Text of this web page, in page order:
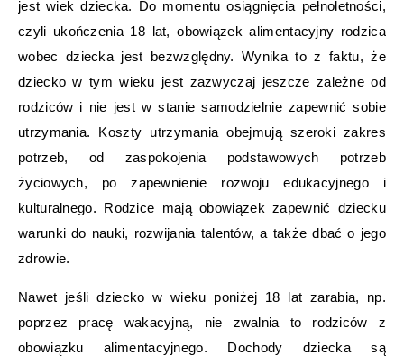
jest wiek dziecka. Do momentu osiągnięcia pełnoletności,
czyli ukończenia 18 lat, obowiązek alimentacyjny rodzica
wobec dziecka jest bezwzględny. Wynika to z faktu, że
dziecko w tym wieku jest zazwyczaj jeszcze zależne od
rodziców i nie jest w stanie samodzielnie zapewnić sobie
utrzymania. Koszty utrzymania obejmują szeroki zakres
potrzeb, od zaspokojenia podstawowych potrzeb
życiowych, po zapewnienie rozwoju edukacyjnego i
kulturalnego. Rodzice mają obowiązek zapewnić dziecku
warunki do nauki, rozwijania talentów, a także dbać o jego
zdrowie.
Nawet jeśli dziecko w wieku poniżej 18 lat zarabia, np.
poprzez pracę wakacyjną, nie zwalnia to rodziców z
obowiązku alimentacyjnego. Dochody dziecka są